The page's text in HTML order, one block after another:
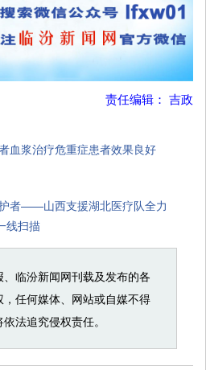
责任编辑： 吉政
血浆治疗危重症患者效果良好
者——山西支援湖北医疗队全力
线扫描
临汾新闻网刊载及发布的各
任何媒体、网站或自媒不得
法追究侵权责任。